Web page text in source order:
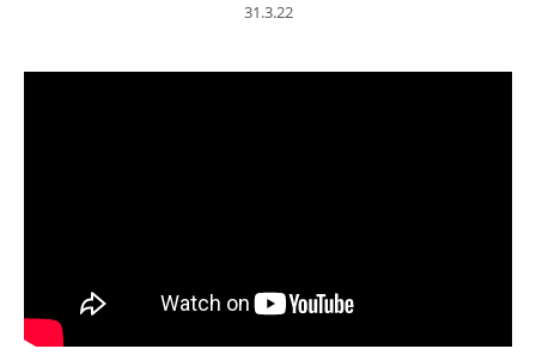
31.3.22